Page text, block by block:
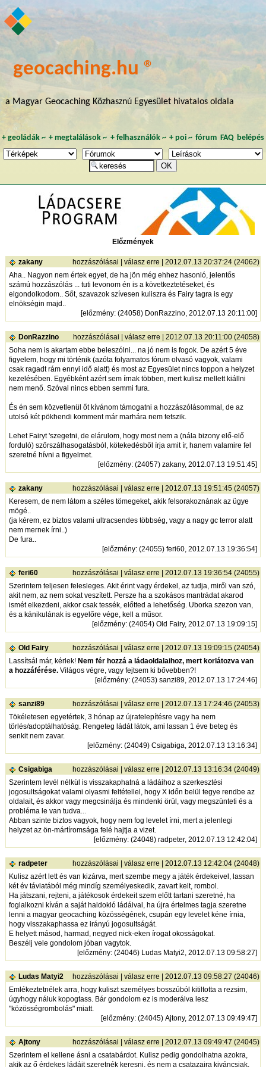
geocaching.hu ®
a Magyar Geocaching Közhasznú Egyesület hivatalos oldala
+ geoládák~ +megtalálások ~ + felhasználók~ + poi~ fórum FAQ belépés
Előzmények
zakany hozzászólásai válasz erre | 2012.07.13 20:37:24 (24062)
Aha.. Nagyon nem értek egyet, de ha jön még ehhez hasonló, jelentős
számú hozzászólás ... tuti levonom én is a következtetéseket, és
elgondolkodom.. Sőt, szavazok szívesen kuliszra és Fairy tagra is egy
elnökségin majd..
[előzmény: (24058) DonRazzino, 2012.07.13 20:11:00]
DonRazzino hozzászólásai válasz erre | 2012.07.13 20:11:00 (24058)
Soha nem is akartam ebbe beleszólni... na jó nem is fogok. De azért 5 éve
figyelem, hogy mi történik (azóta folyamatos fórum olvasó vagyok, valami
csak ragadt rám ennyi idő alatt) és most az Egyesület nincs toppon a helyzet
kezelésében. Egyébként azért sem írnak többen, mert kulisz mellett kiállni
nem menő. Szóval nincs ebben semmi fura.
És én sem közvetlenül őt kívánom támogatni a hozzászólásommal, de az
utolsó két pökhendi komment már marhára nem tetszik.
Lehet Fairyt 'szegetni, de elárulom, hogy most nem a (nála bizony elő-elő
forduló) szőrszálhasogatásból, kötekedésből írja amit ír, hanem valamire fel
szeretné hívni a figyelmet.
[előzmény: (24057) zakany, 2012.07.13 19:51:45]
zakany hozzászólásai válasz erre | 2012.07.13 19:51:45 (24057)
Keresem, de nem látom a széles tömegeket, akik felsorakoznának az ügye
mögé..
(ja kérem, ez biztos valami ultracsendes többség, vagy a nagy gc terror alatt
nem mernek írni..)
De fura..
[előzmény: (24055) feri60, 2012.07.13 19:36:54]
feri60 hozzászólásai válasz erre | 2012.07.13 19:36:54 (24055)
Szerintem teljesen felesleges. Akit érint vagy érdekel, az tudja, miről van szó,
akit nem, az nem sokat veszített. Persze ha a szokásos mantrádat akarod
ismét elkezdeni, akkor csak tessék, előtted a lehetőség. Uborka szezon van,
és a kánikulának is egyelőre vége, kell a műsor.
[előzmény: (24054) Old Fairy, 2012.07.13 19:09:15]
Old Fairy hozzászólásai válasz erre | 2012.07.13 19:09:15 (24054)
Lassítsál már, kérlek! Nem fér hozzá a ládaoldalaihoz, mert korlátozva van
a hozzáférése.Világos végre, vagy fejtsem ki bővebben?!
[előzmény: (24053) sanzi89, 2012.07.13 17:24:46]
sanzi89 hozzászólásai válasz erre | 2012.07.13 17:24:46 (24053)
Tökéletesen egyetértek, 3 hónap az újratelepítésre vagy ha nem
törlés/adoptálhatóság. Rengeteg ládát látok, ami lassan 1 éve beteg és
senkit nem zavar.
[előzmény: (24049) Csigabiga, 2012.07.13 13:16:34]
Csigabiga hozzászólásai válasz erre | 2012.07.13 13:16:34 (24049)
Szerintem levél nélkül is visszakaphatná a ládáihoz a szerkesztési
jogosultságokat valami olyasmi feltétellel, hogy X időn belül tegye rendbe az
oldalait, és akkor vagy megcsinálja és mindenki örül, vagy megszünteti és a
probléma le van tudva...
Abban szinte biztos vagyok, hogy nem fog levelet írni, mert a jelenlegi
helyzet az ön-mártíromsága felé hajtja a vizet.
[előzmény: (24048) radpeter, 2012.07.13 12:42:04]
radpeter hozzászólásai válasz erre | 2012.07.13 12:42:04 (24048)
Kulisz azért lett és van kizárva, mert szembe megy a játék érdekeivel, lassan
két év távlatából még mindíg személyeskedik, zavart kelt, rombol.
Ha játszani, rejteni, a játékosok érdekeit szem előtt tartani szeretné, ha
foglalkozni kíván a saját haldokló ládáival, ha újra értelmes tagja szeretne
lenni a magyar geocaching közösségének, csupán egy levelet kéne írnia,
hogy visszakaphassa ez irányú jogosultságát.
E helyett másod, harmad, negyed nick-eken írogat okosságokat.
Beszélj vele gondolom jóban vagytok.
[előzmény: (24046) Ludas Matyi2, 2012.07.13 09:58:27]
Ludas Matyi2 hozzászólásai válasz erre | 2012.07.13 09:58:27 (24046)
Emlékeztetnélek arra, hogy kuliszt személyes bosszúból kitiltotta a rezsim,
úgyhogy náluk kopogtass. Bár gondolom ez is moderálva lesz
"közösségrombolás" miatt.
[előzmény: (24045) Ajtony, 2012.07.13 09:49:47]
Ajtony hozzászólásai válasz erre | 2012.07.13 09:49:47 (24045)
Szerintem el kellene ásni a csatabárdot. Kulisz pedig gondolhatna azokra,
akik az ő érdekes ládáit szeretnék keresni, és nem a csatazajra kiváncsiak.